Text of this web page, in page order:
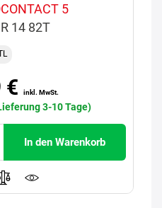
5
14 82T
€ inkl. MwSt.
3-10 Tage)
In den Warenkorb